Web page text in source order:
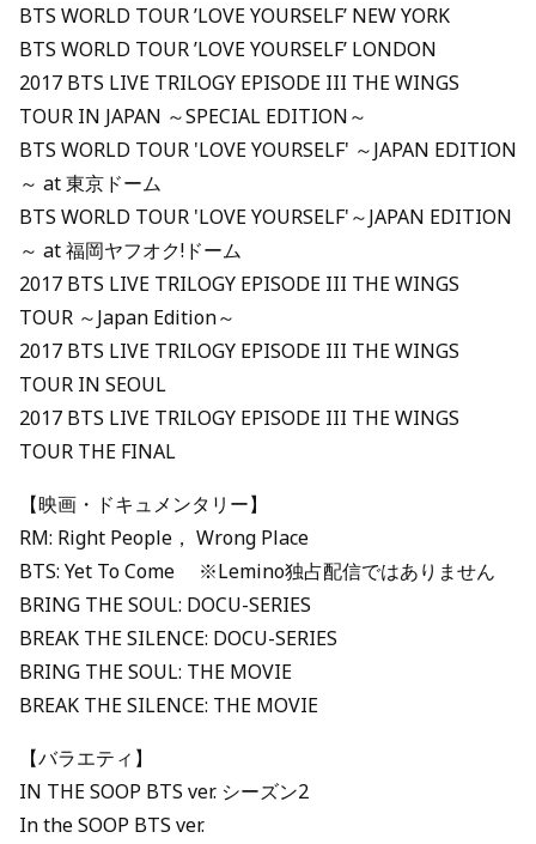
BTS WORLD TOUR ’LOVE YOURSELF’ NEW YORK
BTS WORLD TOUR ’LOVE YOURSELF’ LONDON
2017 BTS LIVE TRILOGY EPISODE III THE WINGS
TOUR IN JAPAN ～SPECIAL EDITION～
BTS WORLD TOUR 'LOVE YOURSELF' ～JAPAN EDITION
～ at 東京ドーム
BTS WORLD TOUR 'LOVE YOURSELF'～JAPAN EDITION
～ at 福岡ヤフオク!ドーム
2017 BTS LIVE TRILOGY EPISODE III THE WINGS
TOUR ～Japan Edition～
2017 BTS LIVE TRILOGY EPISODE III THE WINGS
TOUR IN SEOUL
2017 BTS LIVE TRILOGY EPISODE III THE WINGS
TOUR THE FINAL
【映画・ドキュメンタリー】
RM: Right People， Wrong Place
BTS: Yet To Come ※Lemino独占配信ではありません
BRING THE SOUL: DOCU-SERIES
BREAK THE SILENCE: DOCU-SERIES
BRING THE SOUL: THE MOVIE
BREAK THE SILENCE: THE MOVIE
【バラエティ】
IN THE SOOP BTS ver. シーズン2
In the SOOP BTS ver.